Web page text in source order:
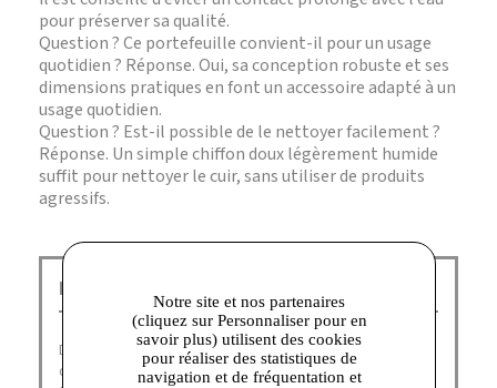
pour préserver sa qualité.
Question ? Ce portefeuille convient-il pour un usage
quotidien ? Réponse. Oui, sa conception robuste et ses
dimensions pratiques en font un accessoire adapté à un
usage quotidien.
Question ? Est-il possible de le nettoyer facilement ?
Réponse. Un simple chiffon doux légèrement humide
suffit pour nettoyer le cuir, sans utiliser de produits
agressifs.
Le Tanneur Corbeil :
Depuis 1898,Le Tanneurimagine, dessine et fabrique
des
sacs et des accessoires nobleset essentiels qui
Notre site et nos partenaires
(cliquez sur Personnaliser pour en
savoir plus) utilisent des cookies
pour réaliser des statistiques de
navigation et de fréquentation et